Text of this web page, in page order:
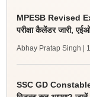
MPESB Revised
परीक्षा कैलेंडर जारी, एईओ
Abhay Pratap Singh |
SSC GD